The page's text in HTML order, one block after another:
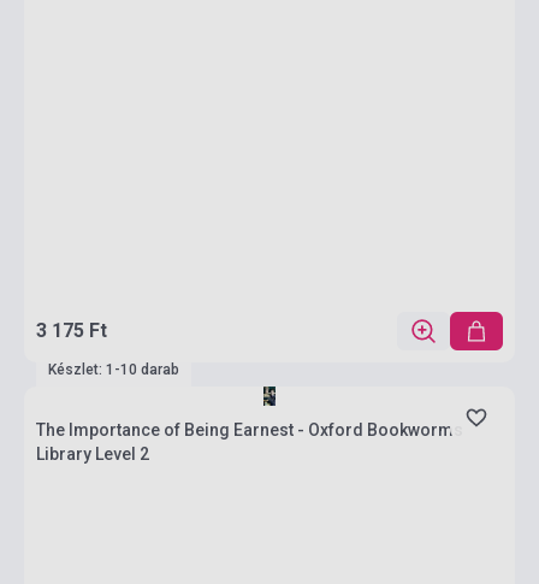
3 175 Ft
Készlet: 1-10 darab
The Importance of Being Earnest - Oxford Bookworms
Library Level 2